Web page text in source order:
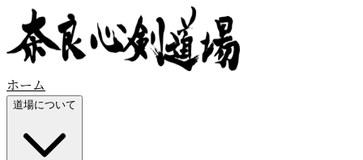
ホーム
道場について